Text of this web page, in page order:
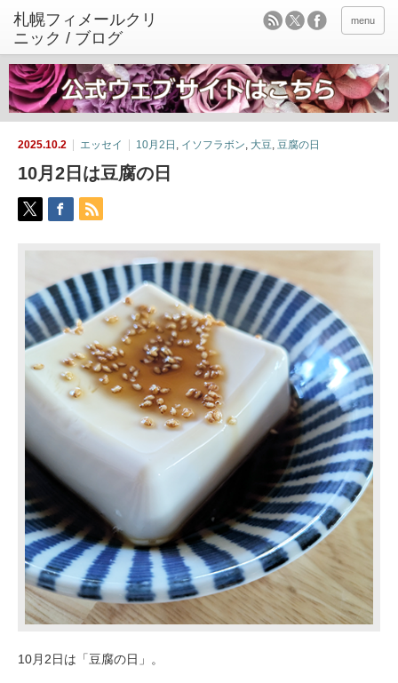
menu
2025.10.2 エッセイ 10月2日 , イソフラボン, 大豆, 豆腐の日
10月2日は豆腐の日
10月2日は「豆腐の日」。